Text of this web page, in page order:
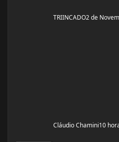
TRIINCADO2 de
Cláudio Chamini10